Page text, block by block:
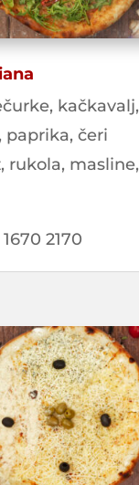
kačkavalj,
paprika, čeri
rukola, masline,
2170